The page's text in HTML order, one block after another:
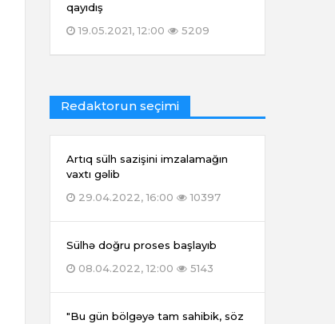
qayıdış
19.05.2021, 12:00
5209
Redaktorun seçimi
Artıq sülh sazişini imzalamağın
vaxtı gəlib
29.04.2022, 16:00
10397
Sülhə doğru proses başlayıb
08.04.2022, 12:00
5143
"Bu gün bölgəyə tam sahibik, söz